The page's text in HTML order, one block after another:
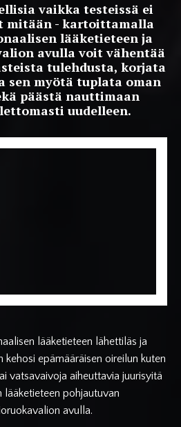
vaikka testeissä ei
mitään - kartoittamalla
lääketieteen ja
avulla voit vähentää
tulehdusta, korjata
sen myötä tuplata oman
päästä nauttimaan
uudelleen.
lääketieteen lähettiläs ja
kehosi epämääräisen oireilun kuten
vatsavaivoja aiheuttavia juurisyitä
lääketieteen pohjautuvan
avulla.